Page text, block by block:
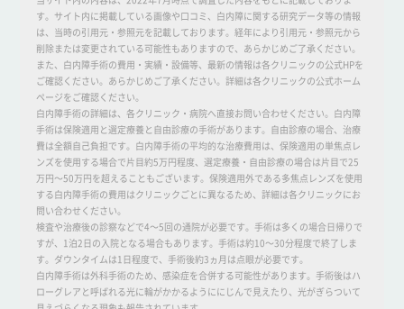
す。サイト内に掲載している画像や口コミ、白内障に関する研究データ等の情報
は、当時の引用元・参照元を記載しております。経年により引用元・参照元から
削除または変更されている可能性もありますので、あらかじめご了承ください。
また、白内障手術の費用・実績・設備等、最新の情報は各クリニックの公式HPを
ご確認ください。あらかじめご了承ください。詳細は各クリニックの公式ホーム
ページをご確認ください。
白内障手術の詳細は、各クリニック・病院へ直接お問い合わせください。白内障
手術は保険適用と選定療養と自由診療の手術があります。自由診療の場合、治療
費は全額自己負担です。白内障手術の平均的な治療費用は、保険適用の単焦点レ
ンズを使用する場合で片目約5万円程度、選定療養・自由診療の場合は片目で25
万円～50万円を超えることもございます。保険適用外である多焦点レンズを使用
する白内障手術の費用はクリニックごとに異なるため、詳細は各クリニックにお
問い合わせください。
検査や治療後の診察などで4～5回の通院が必要です。手術は多くの場合日帰りで
すが、1泊2日の入院となる場合もあります。手術は約10～30分程度で終了しま
す。ダウンタイムは1日程度で、手術後約3ヵ月は点眼が必要です。
白内障手術は外科手術のため、感染症を合併する可能性があります。手術後はハ
ローグレアと呼ばれる光に輪がかかるようににじんで見えたり、光がぎらついて